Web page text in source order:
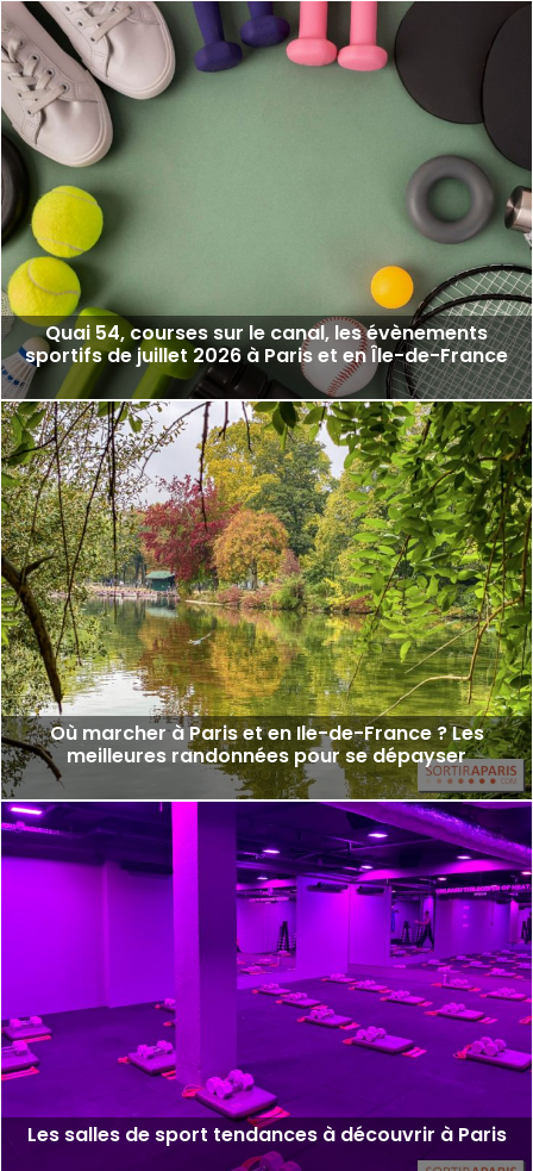
Quai 54, courses sur le canal, les évènements
sportifs de juillet 2026 à Paris et en Île-de-France
Où marcher à Paris et en Ile-de-France ? Les
meilleures randonnées pour se dépayser
Les salles de sport tendances à découvrir à Paris